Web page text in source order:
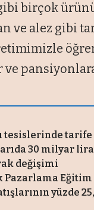
birçok
ve alez gibi
tesislerinde
30 milyar
değişimi
yüzde